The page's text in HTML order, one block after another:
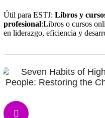
Útil para ESTJ:Libros y
profesional:Libros o cursos
en liderazgo, eficiencia y